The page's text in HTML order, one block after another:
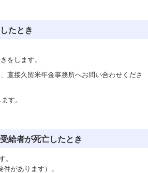
たとき
をします。
直接久留米年金事務所へお問い合わせくださ
す。
給者が死亡したとき
。
があります）。